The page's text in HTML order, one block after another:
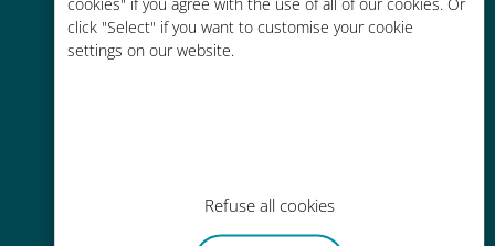
click "Select" if you want to customise your cookie
settings on our website.
Refuse all cookies
Einfaches Aufladen